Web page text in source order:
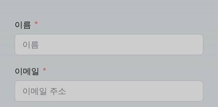
이름
이메일